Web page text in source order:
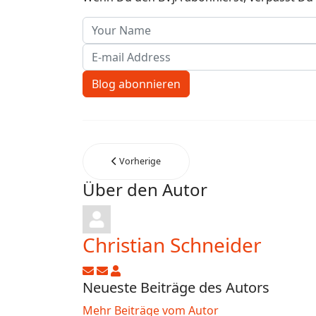
Your Name
E-mail Address
Blog abonnieren
Vorherige
Über den Autor
Christian Schneider
Updates abonnieren
Abo von Updates dieses Autors
Christian Schneider
Neueste Beiträge des Autors
Mehr Beiträge vom Autor